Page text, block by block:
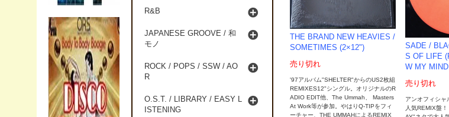
THE BRAND NEW HEAVIES /
SOMETIMES (2×12")
売り切れ
'97アルバム"SHELTER"からのUS2枚組
REMIXES12"シングル。オリジナルのR
ADIO EDIT他、The Ummah、 Masters
At Work等が参加。やはりQ-TIPをフィ
ーチャー、THE UMMAHによるREMIX
SADE /
S OF LIFE
W MY
売り切れ
アンオフィシャ
人気REMIX盤
R&B
JAPANESE GROOVE / 和
モノ
ROCK / POPS / SSW / AO
R
O.S.T. / LIBRARY / EASY L
ISTENING